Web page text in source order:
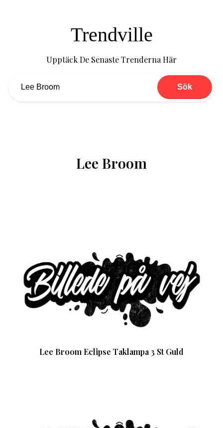
Trendville
Upptäck De Senaste Trenderna Här
Sök
Lee Broom
Lee Broom Eclipse Taklampa 3 St Guld